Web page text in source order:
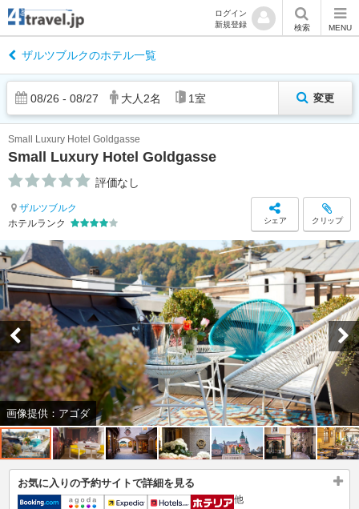
ログイン
新規登録
検索 MENU
ザルツブルクのホテル一覧
08/26 - 08/27 大人 2名 1室 変更
Small Luxury Hotel Goldgasse
Small Luxury Hotel Goldgasse
評価なし
ザルツブルク
ホテルランク
シェア クリップ
画像提供：アゴダ
お気に入りの予約サイトで詳細を見る
他